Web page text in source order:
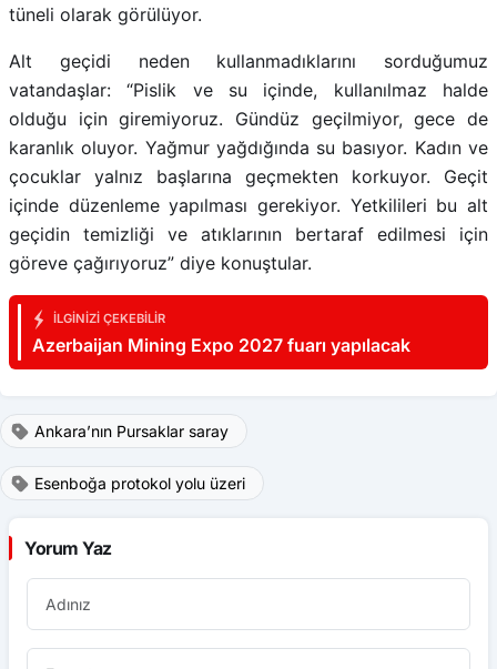
tüneli olarak görülüyor.
Alt geçidi neden kullanmadıklarını sorduğumuz
vatandaşlar: “Pislik ve su içinde, kullanılmaz halde
olduğu için giremiyoruz. Gündüz geçilmiyor, gece de
karanlık oluyor. Yağmur yağdığında su basıyor. Kadın ve
çocuklar yalnız başlarına geçmekten korkuyor. Geçit
içinde düzenleme yapılması gerekiyor. Yetkilileri bu alt
geçidin temizliği ve atıklarının bertaraf edilmesi için
göreve çağırıyoruz” diye konuştular.
İLGINIZI ÇEKEBILIR
Azerbaijan Mining Expo 2027 fuarı yapılacak
Ankara’nın Pursaklar saray
Esenboğa protokol yolu üzeri
Yorum Yaz